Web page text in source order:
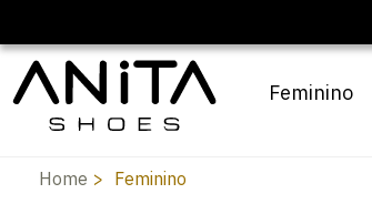
Feminino
Home Feminino